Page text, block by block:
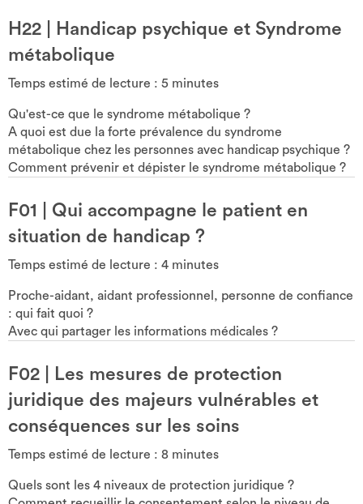
H22
Handicap psychique et Syndrome
métabolique
Temps estimé de lecture : 5 minutes
Qu'est-ce que le syndrome métabolique ?
A quoi est due la forte prévalence du syndrome
métabolique chez les personnes avec handicap psychique ?
Comment prévenir et dépister le syndrome métabolique ?
F01
Qui accompagne le patient en
situation de handicap ?
Temps estimé de lecture : 4 minutes
Proche-aidant, aidant professionnel, personne de confiance
: qui fait quoi ?
Avec qui partager les informations médicales ?
F02
Les mesures de protection
juridique des majeurs vulnérables et
conséquences sur les soins
Temps estimé de lecture : 8 minutes
Quels sont les 4 niveaux de protection juridique ?